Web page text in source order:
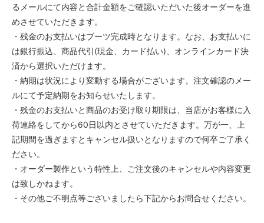
5D
55,000円(税込)
55,000円(税込)
5EE
55,000円(税込)
5EEE
55,000円(税込)
55,000円(税込)
55,000円(税込)
るメールにて内容と合計金額をご確認いただいた後オーダーを進
めさせていただきます。
・残金のお支払いはブーツ完成時となります。なお、お支払いに
は銀行振込、商品代引(現金、カード払い)、オンラインカード決
済から選択いただけます。
・納期は状況により変動する場合がございます。注文確認のメー
ルにて予定納期をお知らせいたします。
・残金のお支払いと商品のお受け取り期限は、当店がお客様に入
荷連絡をしてから60日以内とさせていただきます。万が一、上
記期間を過ぎますとキャンセル扱いとなりますので何卒ご了承く
ださい。
・オーダー製作という特性上、ご注文後のキャンセルや内容変更
は致しかねます。
・その他ご不明点等ございましたら下記からお問合せください。